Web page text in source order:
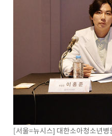
[서울=뉴시스] 대한소아청소년